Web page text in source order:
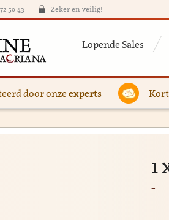
50 43 Zeker en veilig!
Lopende Sales
door onzeexperts
1
-